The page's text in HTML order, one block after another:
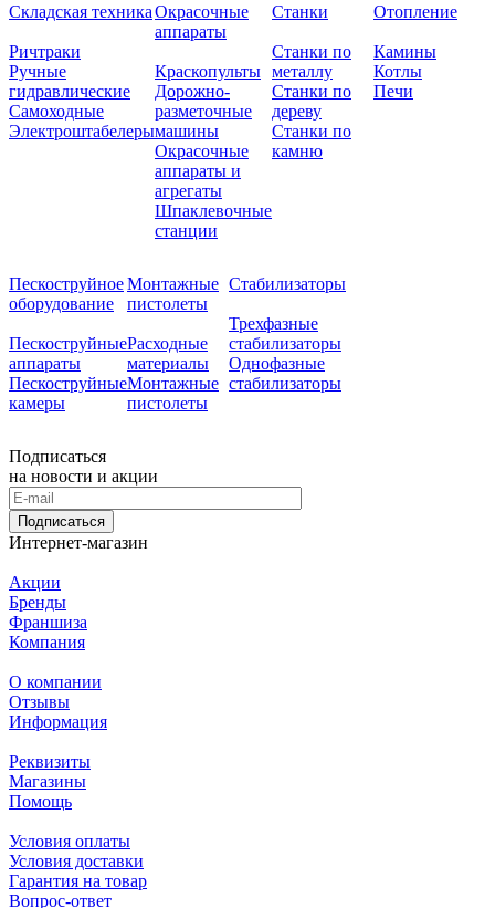
Складская техника
Ричтраки
Ручные
гидравлические
Самоходные
Электроштабелеры
Окрасочные
аппараты
Краскопульты
Дорожно-
разметочные
машины
Окрасочные
аппараты и
агрегаты
Шпаклевочные
станции
Станки
Станки по
металлу
Станки по
дереву
Станки по
камню
Отопление
Камины
Котлы
Печи
Пескоструйное
оборудование
Пескоструйные
аппараты
Пескоструйные
камеры
Монтажные
пистолеты
Расходные
материалы
Монтажные
пистолеты
Стабилизаторы
Трехфазные
стабилизаторы
Однофазные
стабилизаторы
Подписаться
на новости и акции
Подписаться
Интернет-магазин
Акции
Бренды
Франшиза
Компания
О компании
Отзывы
Информация
Реквизиты
Магазины
Помощь
Условия оплаты
Условия доставки
Гарантия на товар
Вопрос-ответ